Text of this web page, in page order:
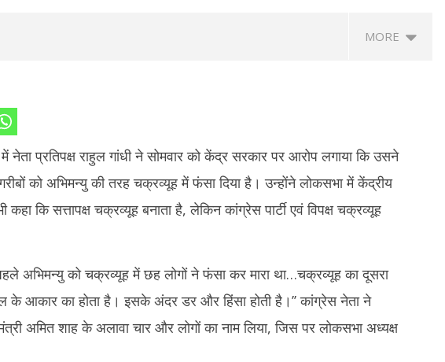
MORE
July
29,
2024
July
29,
2024
नेता प्रतिपक्ष राहुल गांधी ने सोमवार को केंद्र सरकार पर आरोप लगाया कि उसने
को अभिमन्यु की तरह चक्रव्यूह में फंसा दिया है। उन्होंने लोकसभा में केंद्रीय
कि सत्तापक्ष चक्रव्यूह बनाता है, लेकिन कांग्रेस पार्टी एवं विपक्ष चक्रव्यूह
पहले अभिमन्यु को चक्रव्यूह में छह लोगों ने फंसा कर मारा था…चक्रव्यूह का दूसरा
के आकार का होता है। इसके अंदर डर और हिंसा होती है।’’ कांग्रेस नेता ने
अमित शाह के अलावा चार और लोगों का नाम लिया, जिस पर लोकसभा अध्यक्ष